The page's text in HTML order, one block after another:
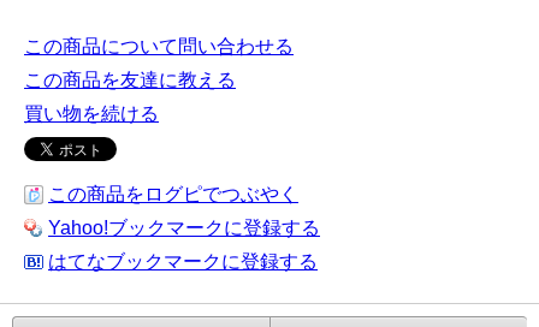
この商品について問い合わせる
この商品を友達に教える
買い物を続ける
この商品をログピでつぶやく
Yahoo!ブックマークに登録する
はてなブックマークに登録する